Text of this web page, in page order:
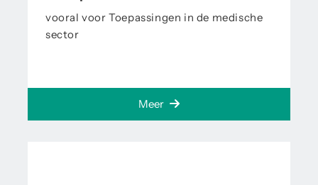
vooral voor Toepassingen in de medische
sector
Meer